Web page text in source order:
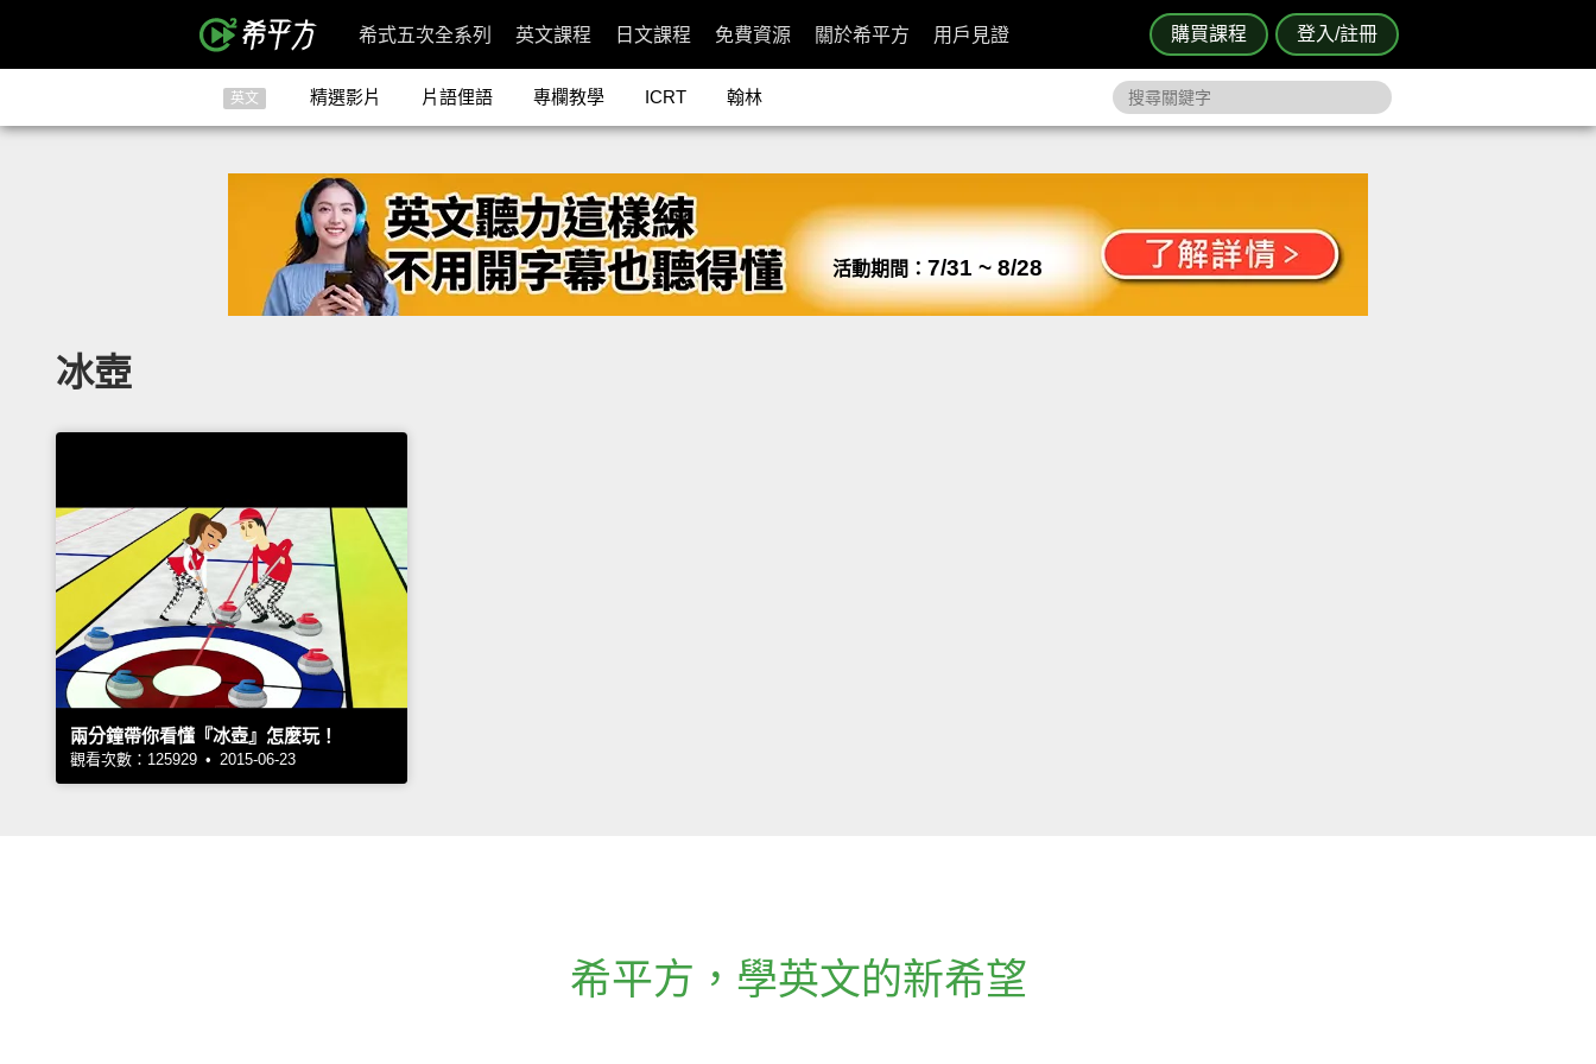
購買課程 登入/註冊
希式五次全系列 英文課程 日文課程 免費資源 關於希平方 用戶見證
英文 精選影片 片語俚語 專欄教學 ICRT 翰林
活動期間： 7/31 ~ 8/28
冰壺
兩分鐘帶你看懂『冰壺』怎麼玩！
觀看次數：125929 • 2015-06-23
希平方 ， 學英文的新希望